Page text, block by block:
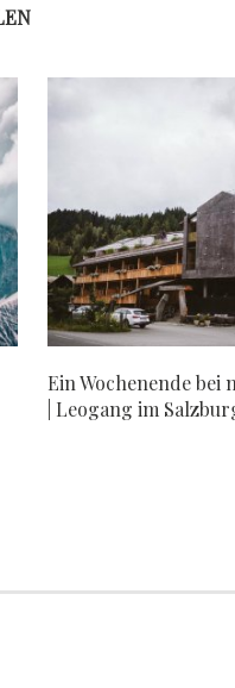
Ein Wochenende bei
| Leogang im